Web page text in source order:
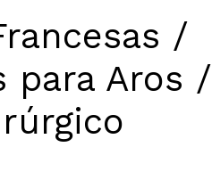
/
para Aros /